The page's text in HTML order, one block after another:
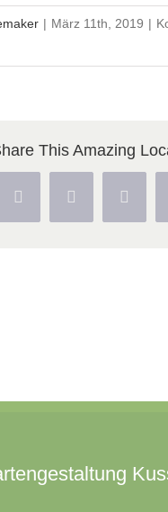
| März 11th, 2019 |
This Amazing
Facebook
X